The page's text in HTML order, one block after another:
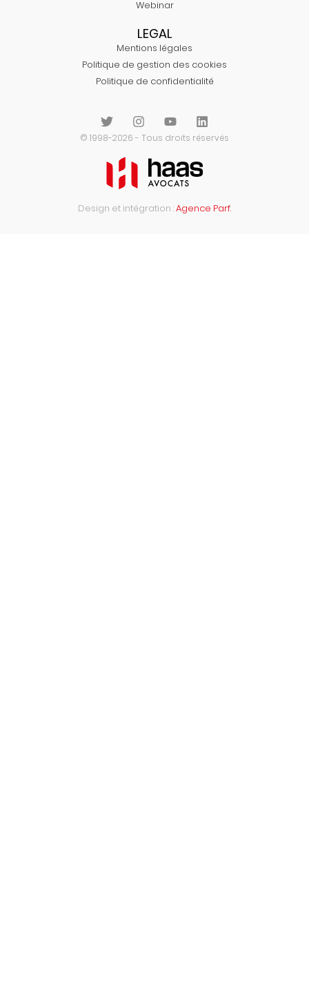
Webinar
LEGAL
Mentions légales
Politique de gestion des cookies
Politique de confidentialité
© 1998-2026 - Tous droits réservés
Design et intégration :Agence Parf.